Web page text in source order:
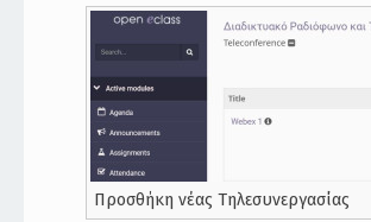
Προσθήκη νέας Τηλεσυνεργασίας